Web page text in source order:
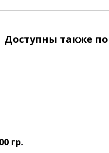
Доступны также
гр.